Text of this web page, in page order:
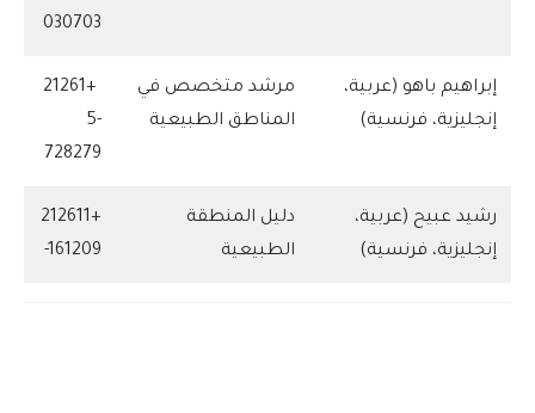
030703
إبراهيم باهو (عربية،
إنجليزية، فرنسية)
مرشد متخصص في
المناطق الطبيعية
+21261
5-
728279
رشيد عبيح (عربية،
إنجليزية، فرنسية)
دليل المنطقة
الطبيعية
+212611
-161209